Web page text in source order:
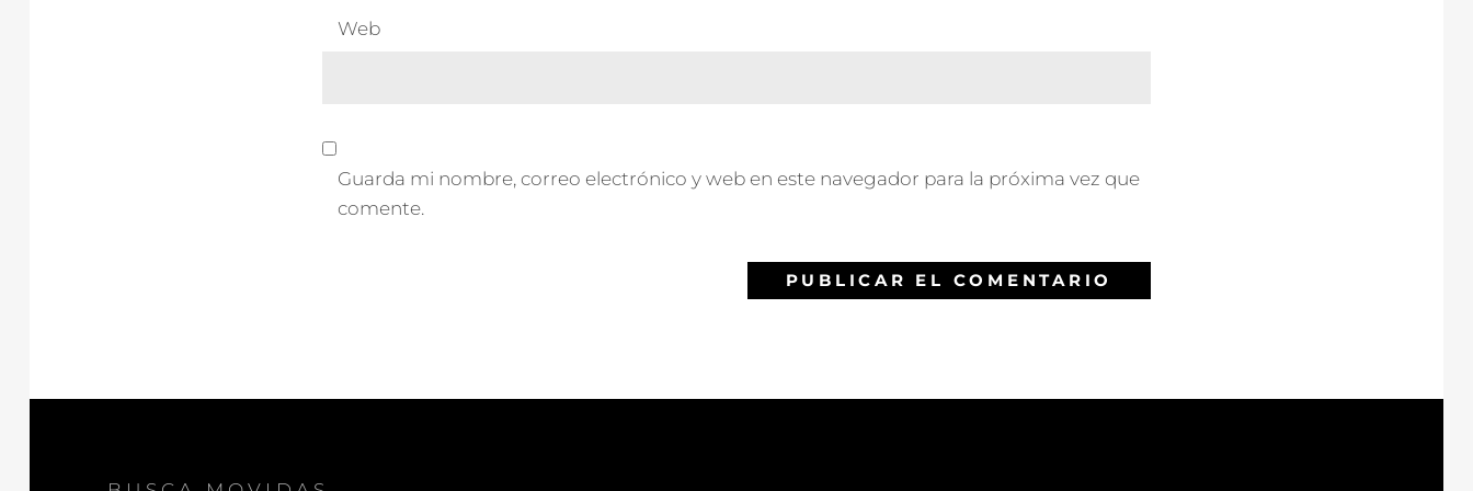
Web
Guarda mi nombre, correo electrónico y web en este navegador para la próxima vez que
comente.